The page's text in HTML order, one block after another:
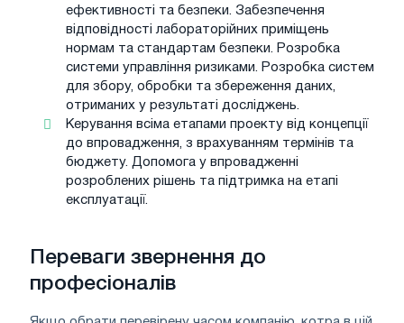
ефективності та безпеки. Забезпечення
відповідності лабораторійних приміщень
нормам та стандартам безпеки. Розробка
системи управління ризиками. Розробка систем
для збору, обробки та збереження даних,
отриманих у результаті досліджень.
Керування всіма етапами проекту від концепції
до впровадження, з врахуванням термінів та
бюджету. Допомога у впровадженні
розроблених рішень та підтримка на етапі
експлуатації.
Переваги звернення до
професіоналів